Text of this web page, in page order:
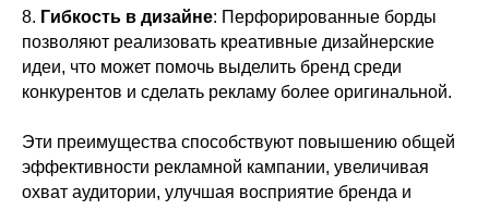
8. Гибкость в дизайне: Перфорированные борды
позволяют реализовать креативные дизайнерские
идеи, что может помочь выделить бренд среди
конкурентов и сделать рекламу более оригинальной.
Эти преимущества способствуют повышению общей
эффективности рекламной кампании, увеличивая
охват аудитории, улучшая восприятие бренда и